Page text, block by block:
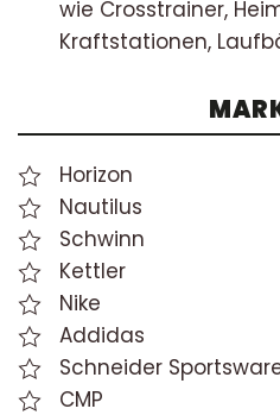
wie Crosstrainer,
Kraftstationen,
Horizon
Nautilus
Schwinn
Kettler
Nike
Addidas
Schneider
CMP